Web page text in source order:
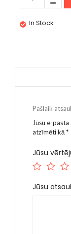
In Stock
Pašlaik
Jūsu e-
atzīmēti kā*
Jūsu
Jūsu